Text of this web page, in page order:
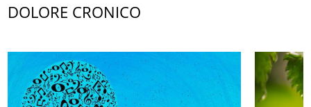
DOLORE CRONICO